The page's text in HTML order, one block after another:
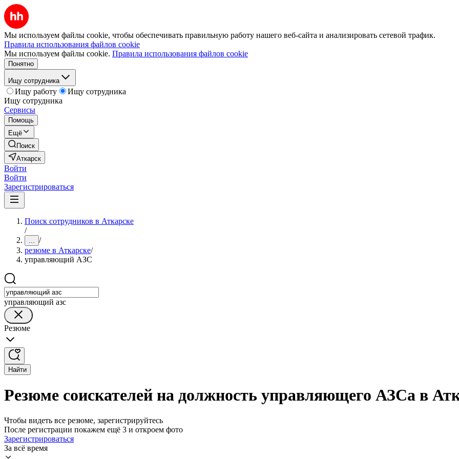
Мы используем файлы cookie, чтобы обеспечивать правильную работу нашего веб-сайта и анализировать сетевой трафик.
Правила использования файлов cookie
Мы используем файлы cookie. Правила использования файлов cookie
Понятно
Ищу сотрудника
Ищу работу
Ищу сотрудника
Ищу сотрудника
Сервисы
Помощь
Ещё
Поиск
Аткарск
Войти
Войти
Зарегистрироваться
Поиск сотрудников в Аткарске
/
... /
резюме в Аткарске/
управляющий АЗС
управляющий азс
Резюме
Найти
Резюме соискателей на должность управляющего АЗСа в
Чтобы видеть все резюме, зарегистрируйтесь
После регистрации покажем ещё 3 и откроем фото
Зарегистрироваться
За всё время